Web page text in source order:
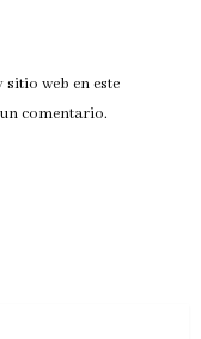
web en este
comentario.